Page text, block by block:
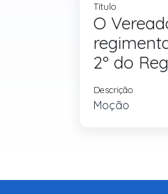
Título
O
2º do
Descrição
Moção